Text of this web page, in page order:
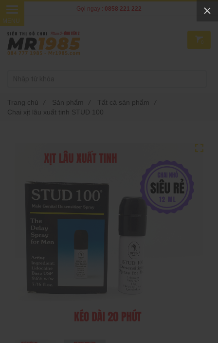
Trang chủ / Sản phẩm / Tất cả sản phẩm
/
Chai xịt lâu xuất tinh STUD 100
Gọi ngay : 0858 221 222
0